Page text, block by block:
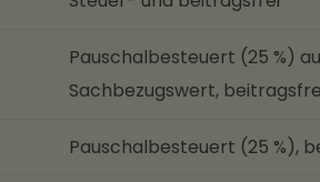
Pauschalbesteuert (25 %)
Sachbezugswert,
Pauschalbesteuert (25 %),